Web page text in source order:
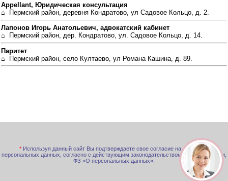
Appellant, Юридическая консультация
⌂ Пермский район, деревня Кондратово, ул Садовое Кольцо, д. 2.
Лапонов Игорь Анатольевич, адвокатский кабинет
⌂ Пермский район, дер. Кондратово, ул. Садовое Кольцо, д. 14.
Паритет
⌂ Пермский район, село Култаево, ул Романа Кашина, д. 89.
* Используя данный сайт Вы подтверждаете свое согласие на обработку
персональных данных, согласно с действующим законодательством РФ, в частности,
ФЗ «О персональных данных».